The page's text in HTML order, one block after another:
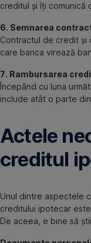
creditul și îți comunică
6. Semnarea
Contractul de credit și
care banca virează
7. Rambursarea
Începând cu luna
include atât o parte
Actele
creditul
Unul dintre aspectele
creditului ipotecar
De aceea, e bine să